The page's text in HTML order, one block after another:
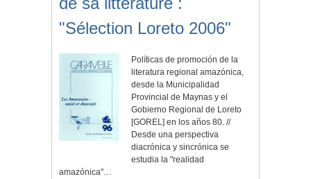
"Sélection Loreto 2006"
Políticas de promoción de la
literatura regional amazónica,
desde la Municipalidad
Provincial de Maynas y el
Gobierno Regional de Loreto
[GOREL] en los años 80. //
Desde una perspectiva
diacrónica y sincrónica se
estudia la "realidad
amazónica"…